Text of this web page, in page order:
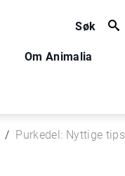
Søk
Om Animalia
Purkedel: Nyttige tips